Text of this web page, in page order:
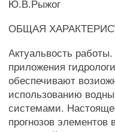
Ю.В.Рыжог
ОБЩАЯ
Актуальвость
приложения
обеспечивают
использованию
системами.
прогнозов элементов